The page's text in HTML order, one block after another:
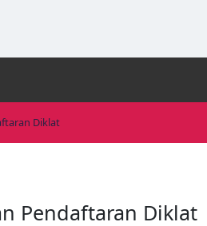
Diklat
Pendaftaran Diklat